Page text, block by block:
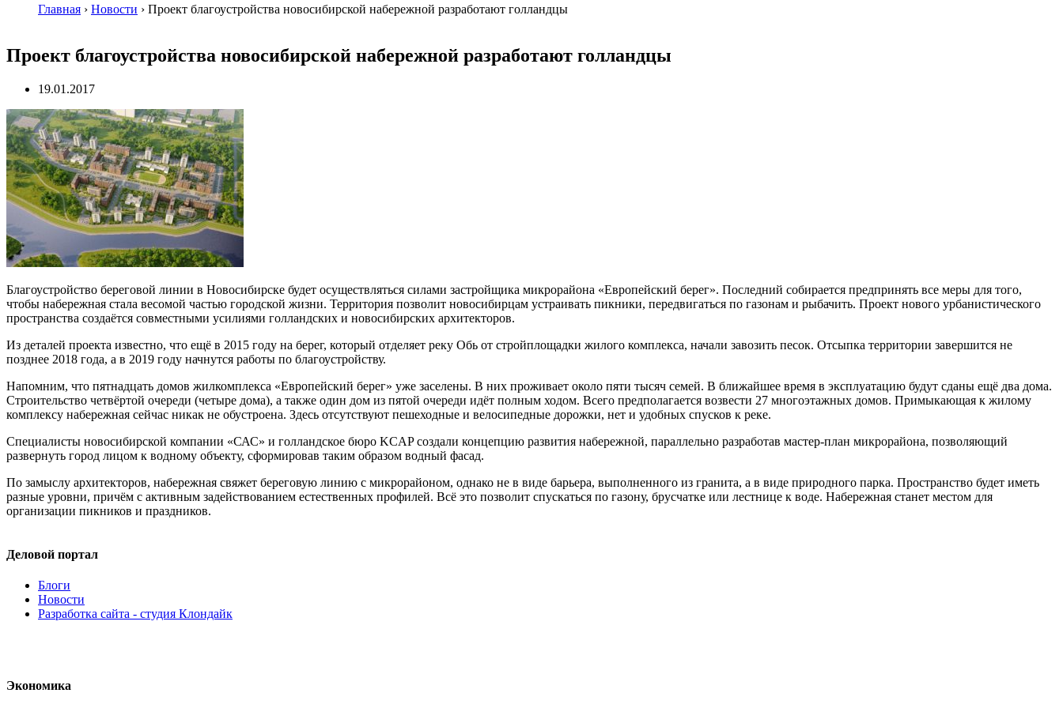
Главная › Новости › Проект благоустройства новосибирской набережной разработают голландцы
Проект благоустройства новосибирской набережной разработают голландцы
19.01.2017
Благоустройство береговой линии в Новосибирске будет осуществляться силами застройщика микрорайона «Европейский берег». Последний собирается предпринять все меры для того,
чтобы набережная стала весомой частью городской жизни. Территория позволит новосибирцам устраивать пикники, передвигаться по газонам и рыбачить. Проект нового урбанистического
пространства создаётся совместными усилиями голландских и новосибирских архитекторов.
Из деталей проекта известно, что ещё в 2015 году на берег, который отделяет реку Обь от стройплощадки жилого комплекса, начали завозить песок. Отсыпка территории завершится не
позднее 2018 года, а в 2019 году начнутся работы по благоустройству.
Напомним, что пятнадцать домов жилкомплекса «Европейский берег» уже заселены. В них проживает около пяти тысяч семей. В ближайшее время в эксплуатацию будут сданы ещё два дома.
Строительство четвёртой очереди (четыре дома), а также один дом из пятой очереди идёт полным ходом. Всего предполагается возвести 27 многоэтажных домов. Примыкающая к жилому
комплексу набережная сейчас никак не обустроена. Здесь отсутствуют пешеходные и велосипедные дорожки, нет и удобных спусков к реке.
Специалисты новосибирской компании «САС» и голландское бюро KCAP создали концепцию развития набережной, параллельно разработав мастер-план микрорайона, позволяющий
развернуть город лицом к водному объекту, сформировав таким образом водный фасад.
По замыслу архитекторов, набережная свяжет береговую линию с микрорайоном, однако не в виде барьера, выполненного из гранита, а в виде природного парка. Пространство будет иметь
разные уровни, причём с активным задействованием естественных профилей. Всё это позволит спускаться по газону, брусчатке или лестнице к воде. Набережная станет местом для
организации пикников и праздников.
Деловой портал
Блоги
Новости
Разработка сайта - студия Клондайк
Экономика